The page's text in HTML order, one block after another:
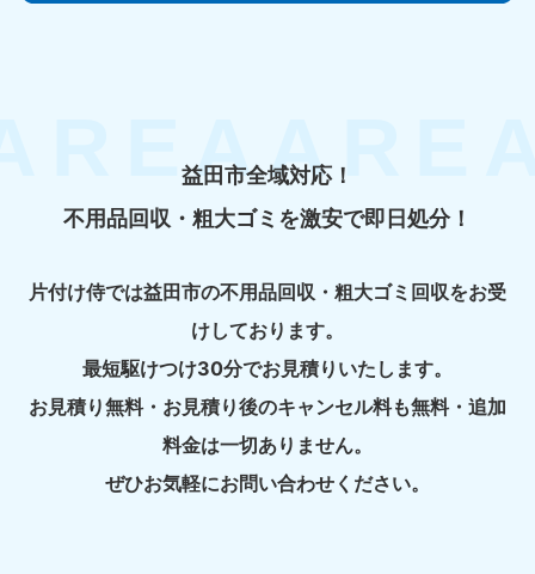
益田市全域対応！
不用品回収・粗大ゴミを激安で即日処分！
片付け侍では益田市の不用品回収・粗大ゴミ回収をお受
けしております。
最短駆けつけ30分でお見積りいたします。
お見積り無料・お見積り後のキャンセル料も無料・追加
料金は一切ありません。
ぜひお気軽にお問い合わせください。